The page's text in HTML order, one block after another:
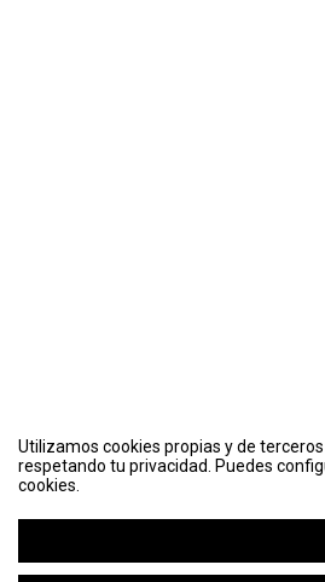
Utilizamos cookies propias y de
respetando tu privacidad. Puedes
cookies.